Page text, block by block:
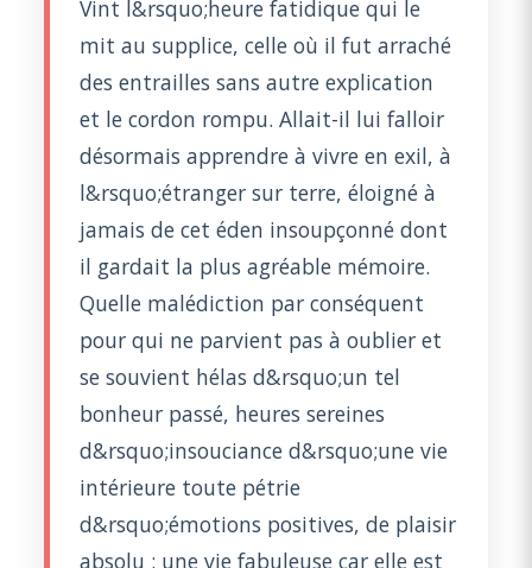
Vint l&rsquo;heure fatidique qui le
mit au supplice, celle où il fut arraché
des entrailles sans autre explication
et le cordon rompu. Allait-il lui falloir
désormais apprendre à vivre en exil, à
l&rsquo;étranger sur terre, éloigné à
jamais de cet éden insoupçonné dont
il gardait la plus agréable mémoire.
Quelle malédiction par conséquent
pour qui ne parvient pas à oublier et
se souvient hélas d&rsquo;un tel
bonheur passé, heures sereines
d&rsquo;insouciance d&rsquo;une vie
intérieure toute pétrie
d&rsquo;émotions positives, de plaisir
absolu : une vie fabuleuse car elle est